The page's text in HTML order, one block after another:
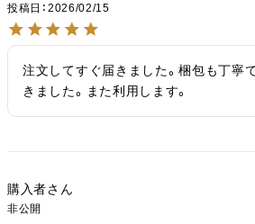
投稿日
2026/02/15
注文してすぐ届きました。梱包も丁寧
きました。また利用します。
購入者
非公開